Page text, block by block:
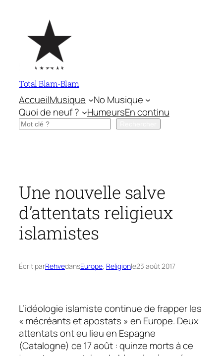
contenu
Total Blam-Blam
AccueilMusique
No Musique
Quoi de neuf ?
HumeursEn continu
Rechercher
Une nouvelle salve
d’attentats religieux
islamistes
Écrit parRehvedansEurope, Religionle23 août 2017
L’idéologie islamiste continue de frapper les
« mécréants et apostats » en Europe. Deux
attentats ont eu lieu en Espagne
(Catalogne) ce 17 août : quinze morts à ce